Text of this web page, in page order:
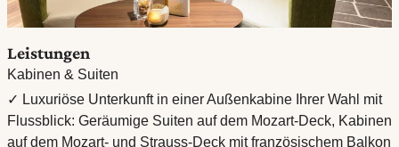
Leistungen
Kabinen & Suiten
✓ Luxuriöse Unterkunft in einer Außenkabine Ihrer Wahl mit
Flussblick: Geräumige Suiten auf dem Mozart-Deck, Kabinen
auf dem Mozart- und Strauss-Deck mit französischem Balkon